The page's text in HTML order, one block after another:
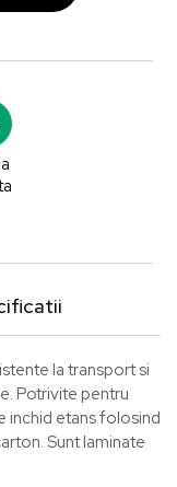
la transport si
Potrivite pentru
inchid etans folosind
Sunt laminate